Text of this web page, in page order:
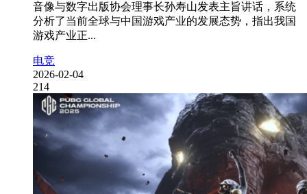
音像与数字出版协会理事长孙寿山发表主旨讲话，系统
分析了当前全球与中国游戏产业的发展态势，指出我国
游戏产业正...
电竞
2026-02-04
214